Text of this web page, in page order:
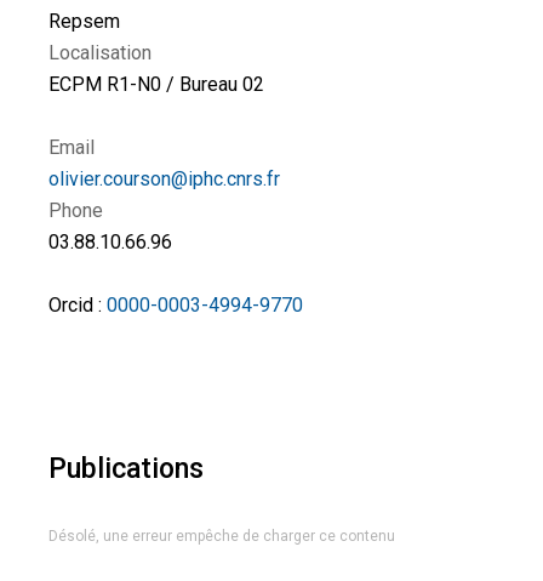
Repsem
Localisation
ECPM R1-N0 / Bureau 02
Email
olivier.courson@iphc.cnrs.fr
Phone
03.88.10.66.96
Orcid : 0000-0003-4994-9770
Publications
Désolé, une erreur empêche de charger ce contenu